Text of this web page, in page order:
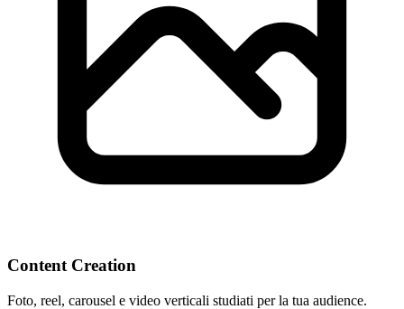
Content Creation
Foto, reel, carousel e video verticali studiati per la tua audience.